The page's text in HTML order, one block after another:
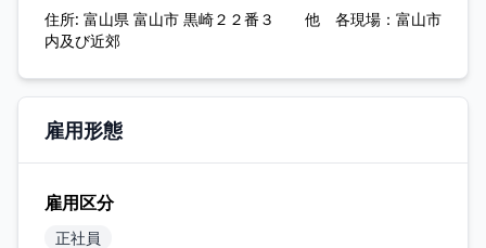
住所: 富山県 富山市 黒崎２２番３ 他 各現場：富山市
内及び近郊
雇用形態
雇用区分
正社員